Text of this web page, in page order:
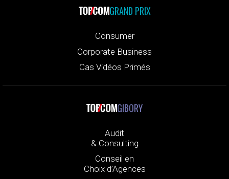
GRAND PRIX
Consumer
Corporate Business
Cas Vidéos Primés
GIBORY
Audit
& Consulting
Conseil en
Choix d’Agences